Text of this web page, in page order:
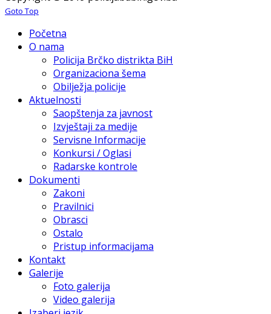
Goto Top
Početna
O nama
Policija Brčko distrikta BiH
Organizaciona šema
Obilježja policije
Aktuelnosti
Saopštenja za javnost
Izvještaji za medije
Servisne Informacije
Konkursi / Oglasi
Radarske kontrole
Dokumenti
Zakoni
Pravilnici
Obrasci
Ostalo
Pristup informacijama
Kontakt
Galerije
Foto galerija
Video galerija